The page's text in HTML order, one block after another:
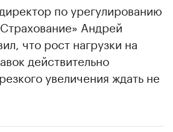
по урегулированию
Андрей
что рост нагрузки на
действительно
увеличения ждать не